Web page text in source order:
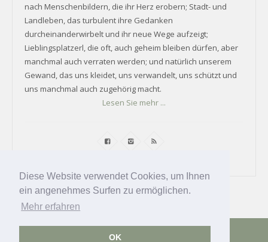
Diese Website verwendet Cookies, um Ihnen
ein angenehmes Surfen zu ermöglichen.
Mehr erfahren
OK
nach Menschenbildern, die ihr Herz erobern; Stadt- und
Landleben, das turbulent ihre Gedanken
durcheinanderwirbelt und ihr neue Wege aufzeigt;
Lieblingsplatzerl, die oft, auch geheim bleiben dürfen, aber
manchmal auch verraten werden; und natürlich unserem
Gewand, das uns kleidet, uns verwandelt, uns schützt und
uns manchmal auch zugehörig macht.
Lesen Sie mehr ...
Impressum